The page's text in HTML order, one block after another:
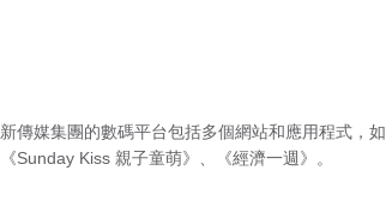
新傳媒集團的數碼平台包括多個網站和應用程式，如
《Sunday Kiss 親子童萌》
《經濟一週》 。